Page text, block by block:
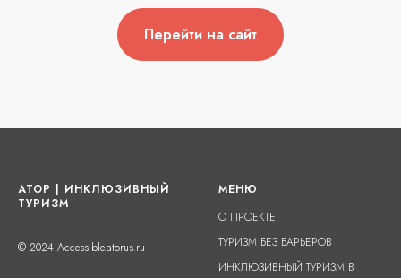
Перейти на сайт
АТОР | ИНКЛЮЗИВНЫЙ
ТУРИЗМ
© 2024 Accessible.atorus.ru
МЕНЮ
О ПРОЕКТЕ
ТУРИЗМ БЕЗ БАРЬЕРОВ
ИНКЛЮЗИВНЫЙ ТУРИЗМ В